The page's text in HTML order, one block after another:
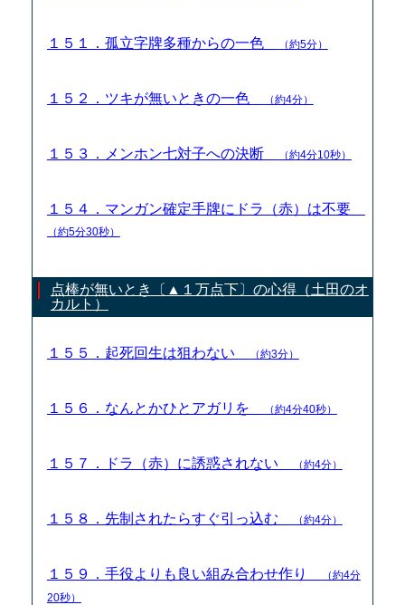
１５１．孤立字牌多種からの一色 （約5分）
１５２．ツキが無いときの一色 （約4分）
１５３．メンホン七対子への決断 （約4分10秒）
１５４．マンガン確定手牌にドラ（赤）は不要
（約5分30秒）
点棒が無いとき〔▲１万点下〕の心得（土田のオ
カルト）
１５５．起死回生は狙わない （約3分）
１５６．なんとかひとアガリを （約4分40秒）
１５７．ドラ（赤）に誘惑されない （約4分）
１５８．先制されたらすぐ引っ込む （約4分）
１５９．手役よりも良い組み合わせ作り
（約4分
20秒）